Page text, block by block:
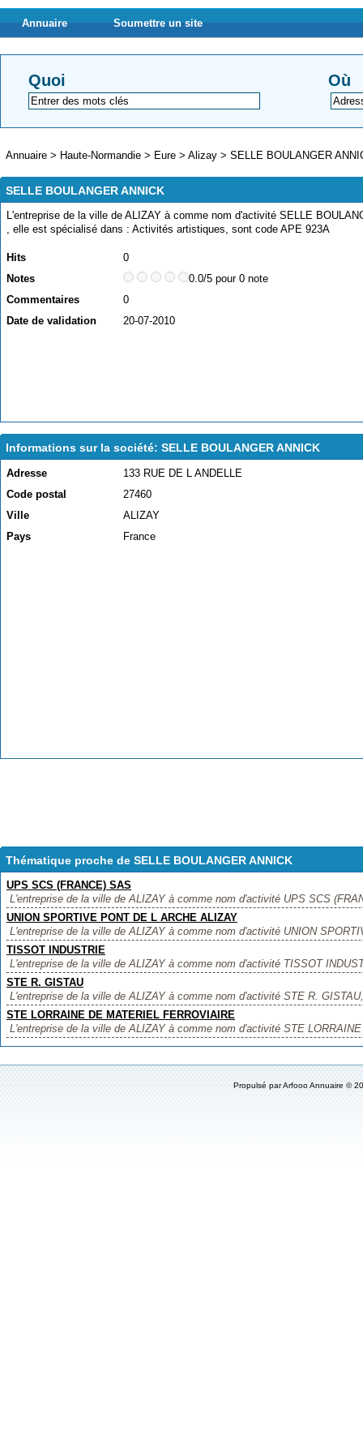
Annuaire Soumettre un site
Quoi Où
Annuaire > Haute-Normandie > Eure > Alizay > SELLE BOULANGER
SELLE BOULANGER ANNICK
L'entreprise de la ville de ALIZAY à comme nom d'activité SELLE
, elle est spécialisé dans : Activités artistiques, sont code APE 923A
Hits
0
Notes
0.0/5 pour 0 note
Commentaires
0
Date de validation
20-07-2010
Informations sur la société: SELLE BOULANGER ANNICK
Adresse
133 RUE DE L ANDELLE
Code postal
27460
Ville
ALIZAY
Pays
France
Thématique proche de SELLE BOULANGER ANNICK
UPS SCS (FRANCE) SAS
L'entreprise de la ville de ALIZAY à comme nom d'activité UPS SCS
UNION SPORTIVE PONT DE L ARCHE ALIZAY
L'entreprise de la ville de ALIZAY à comme nom d'activité UNION
TISSOT INDUSTRIE
L'entreprise de la ville de ALIZAY à comme nom d'activité TISSOT
STE R. GISTAU
L'entreprise de la ville de ALIZAY à comme nom d'activité STE R.
STE LORRAINE DE MATERIEL FERROVIAIRE
L'entreprise de la ville de ALIZAY à comme nom d'activité STE
Propulsé parArfooo Annuaire ©